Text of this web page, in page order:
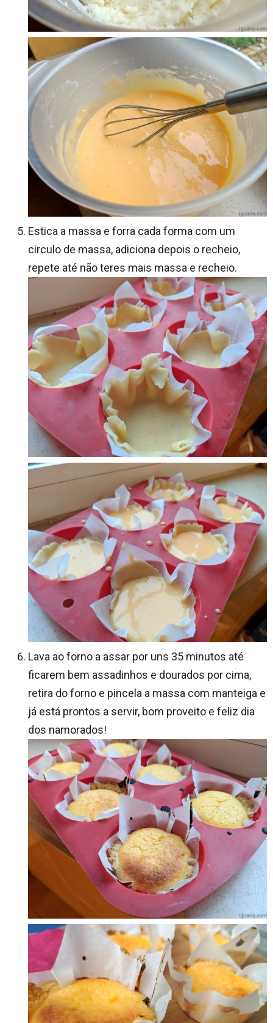
Estica a massa e forra cada forma com um
circulo de massa, adiciona depois o recheio,
repete até não teres mais massa e recheio.
Lava ao forno a assar por uns 35 minutos até
ficarem bem assadinhos e dourados por cima,
retira do forno e pincela a massa com manteiga e
já está prontos a servir, bom proveito e feliz dia
dos namorados!